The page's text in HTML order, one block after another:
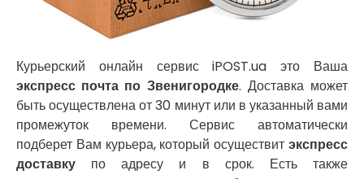
Курьерский онлайн сервис iPOST.ua это Ваша
экспресс почта по Звенигородке. Доставка может
быть осуществлена от 30 минут или в указанный вами
промежуток времени. Сервис автоматически
подберет Вам курьера, который осуществит экспресс
доставку по адресу и в срок. Есть также
Марганец
Миргород
Нетешин
Нежин
Никитинцы
Николаев
Никополь
Новоалександровка